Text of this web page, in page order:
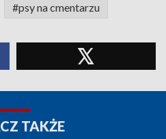
#psy na cmentarzu
TAKŻE